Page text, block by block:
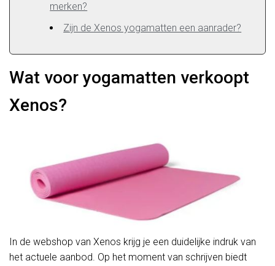
merken?
Zijn de Xenos yogamatten een aanrader?
Wat voor yogamatten verkoopt
Xenos?
In de webshop van Xenos krijg je een duidelijke indruk van
het actuele aanbod. Op het moment van schrijven biedt